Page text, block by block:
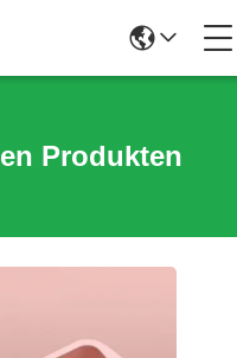
Produkten